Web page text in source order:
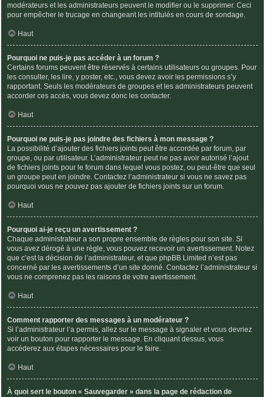
modérateurs et les administrateurs peuvent le modifier ou le supprimer. Ceci
pour empêcher le trucage en changeant les intitulés en cours de sondage.
Haut
Pourquoi ne puis-je pas accéder à un forum ?
Certains forums peuvent être réservés à certains utilisateurs ou groupes. Pour
les consulter, les lire, y poster, etc., vous devez avoir les permissions s’y
rapportant. Seuls les modérateurs de groupes et les administrateurs peuvent
accorder ces accès, vous devez donc les contacter.
Haut
Pourquoi ne puis-je pas joindre des fichiers à mon message ?
La possibilité d’ajouter des fichiers joints peut être accordée par forum, par
groupe, ou par utilisateur. L’administrateur peut ne pas avoir autorisé l’ajout
de fichiers joints pour le forum dans lequel vous postez, ou peut-être que seul
un groupe peut en joindre. Contactez l’administrateur si vous ne savez pas
pourquoi vous ne pouvez pas ajouter de fichiers joints sur un forum.
Haut
Pourquoi ai-je reçu un avertissement ?
Chaque administrateur a son propre ensemble de règles pour son site. Si
vous avez dérogé à une règle, vous pouvez recevoir un avertissement. Notez
que c’est la décision de l’administrateur, et que phpBB Limited n’est pas
concerné par les avertissements d’un site donné. Contactez l’administrateur si
vous ne comprenez pas les raisons de votre avertissement.
Haut
Comment rapporter des messages à un modérateur ?
Si l’administrateur l’a permis, allez sur le message à signaler et vous devriez
voir un bouton pour rapporter le message. En cliquant dessus, vous
accéderez aux étapes nécessaires pour le faire.
Haut
À quoi sert le bouton « Sauvegarder » dans la page de rédaction de